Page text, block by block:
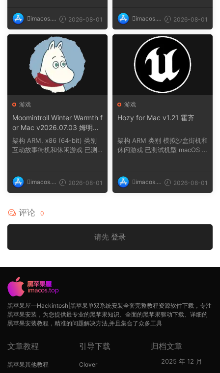
imacos.t
op
2026-08-01
imacos.t
op
2026-08-01
游戏
Moomintroll Winter Warmth f
or Mac v2026.07.03 姆明冬
日暖阳
架构 ARM, x86 (64-bit) 类别
互动故事街机和休闲游戏 已测
imacos.t
op
2026-08-01
游戏
Hozy for Mac v1.21 霍齐
架构 ARM 类别 模拟沙盒街机和
休闲游戏 已测试机型 macOS T
imacos.t
op
2026-08-01
评论 0
请先 登录
黑苹果屋—Hackintosh|黑苹果单双系统安装全套完整教程资源软件下载，专注
黑苹果安装，为您提供最专业的黑苹果知识、全面的黑苹果驱动下载、详细的
黑苹果安装教程，精准的问题解决方法,并且集合了众多工具
文章教程
黑苹果其他教程
引导下载
Clover
归档文章
2025 年 12 月